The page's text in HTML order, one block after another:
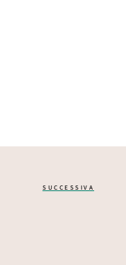
SUCCESSIVA